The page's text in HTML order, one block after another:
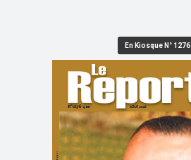
En Kiosque N° 1276